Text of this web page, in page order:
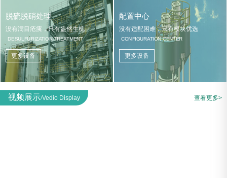
脱硫脱硝处理
没有满目疮痍，只有盎然生机
DESULFURIZATION TREATMENT
更多设备
配置中心
没有适配困难，只有模块优选
CONFIGURATION CENTER
更多设备
视频展示/Vedio Display 查看更多>